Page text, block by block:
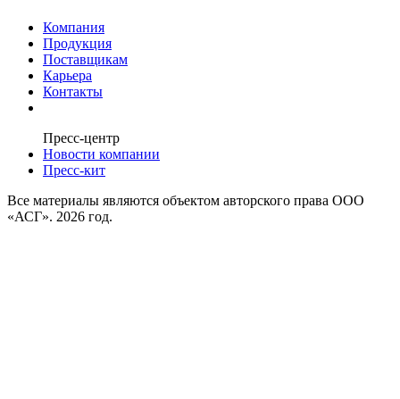
Компания
Продукция
Поставщикам
Карьера
Контакты
Пресс-центр
Новости компании
Пресс-кит
Все материалы являются объектом авторского права ООО
«АСГ». 2026 год.